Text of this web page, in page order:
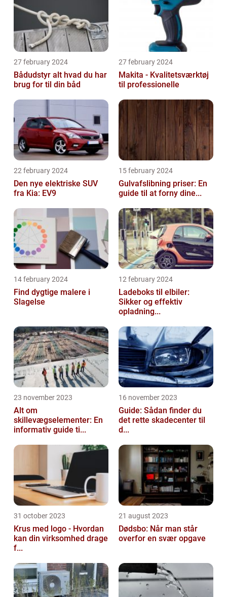
27 february 2024
Bådudstyr alt hvad du har
brug for til din båd
27 february 2024
Makita - Kvalitetsværktøj
til professionelle
22 february 2024
Den nye elektriske SUV
fra Kia: EV9
15 february 2024
Gulvafslibning priser: En
guide til at forny dine...
14 february 2024
Find dygtige malere i
Slagelse
12 february 2024
Ladeboks til elbiler:
Sikker og effektiv
opladning...
23 november 2023
Alt om
skillevægselementer: En
informativ guide ti...
16 november 2023
Guide: Sådan finder du
det rette skadecenter til
d...
31 october 2023
Krus med logo - Hvordan
kan din virksomhed drage
f...
21 august 2023
Dødsbo: Når man står
overfor en svær opgave